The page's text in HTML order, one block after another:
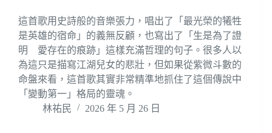
這首歌用史詩般的音樂張力，唱出了「最光榮的犧牲
是英雄的宿命」的義無反顧，也寫出了「生是為了證
明 愛存在的痕跡」這樣充滿哲理的句子。很多人以
為這只是描寫江湖兒女的悲壯，但如果從紫微斗數的
命盤來看，這首歌其實非常精準地抓住了這個傳說中
「變動第一」格局的靈魂。
林祐民
2026 年 5 月 26 日